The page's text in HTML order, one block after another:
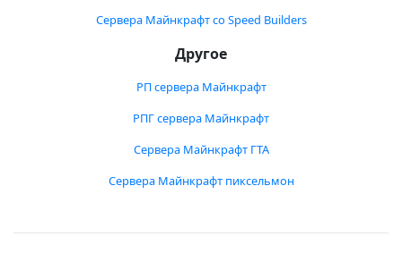
Сервера Майнкрафт со Speed Builders
Другое
РП сервера Майнкрафт
РПГ сервера Майнкрафт
Сервера Майнкрафт ГТА
Сервера Майнкрафт пиксельмон